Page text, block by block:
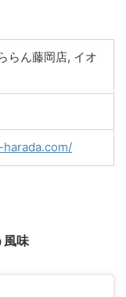
らん藤岡店, イオ
風味